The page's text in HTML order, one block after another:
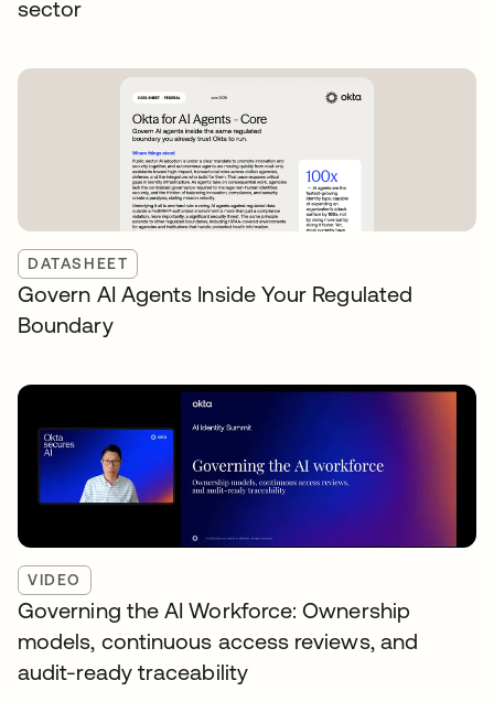
sector
DATASHEET
Govern AI Agents Inside Your Regulated
Boundary
VIDEO
Governing the AI Workforce: Ownership
models, continuous access reviews, and
audit-ready traceability